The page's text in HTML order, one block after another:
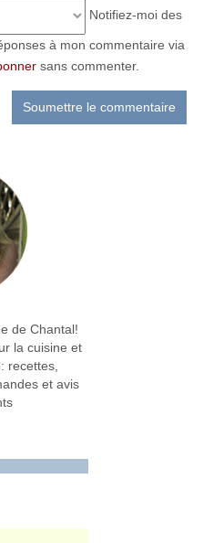
Notifiez-moi des
à mon commentaire via
sans commenter.
de Chantal!
la cuisine et
recettes,
et avis